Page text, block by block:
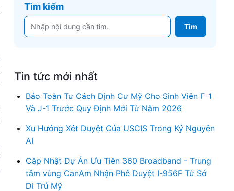
Tìm kiếm
Tin tức mới nhất
Bảo Toàn Tư Cách Định Cư Mỹ Cho Sinh Viên F-1
Và J-1 Trước Quy Định Mới Từ Năm 2026
Xu Hướng Xét Duyệt Của USCIS Trong Kỷ Nguyên
AI
Cập Nhật Dự Án Ưu Tiên 360 Broadband - Trung
tâm vùng CanAm Nhận Phê Duyệt I-956F Từ Sở
Di Trú Mỹ